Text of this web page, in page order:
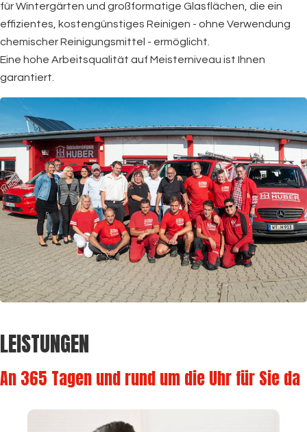
für Wintergärten und großformatige Glasflächen, die ein
effizientes, kostengünstiges Reinigen - ohne Verwendung
chemischer Reinigungsmittel - ermöglicht.
Eine hohe Arbeitsqualität auf Meisterniveau ist Ihnen
garantiert.
LEISTUNGEN
An 365 Tagen und rund um die Uhr für Sie da